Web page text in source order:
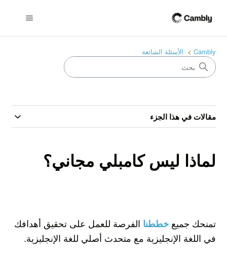
Cambly الأسئلة الشائعة
مقالات في هذا الجزء
لماذا ليس كامبلي مجاني؟
تمنحك جميعخططنا الفرصة للعمل على تحقيق أهدافك
في اللغة الإنجليزية مع متحدث أصلي للغة الإنجليزية.